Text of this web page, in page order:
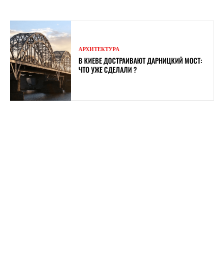
АРХИТЕКТУРА
В КИЕВЕ ДОСТРАИВАЮТ ДАРНИЦКИЙ МОСТ:
ЧТО УЖЕ СДЕЛАЛИ ?